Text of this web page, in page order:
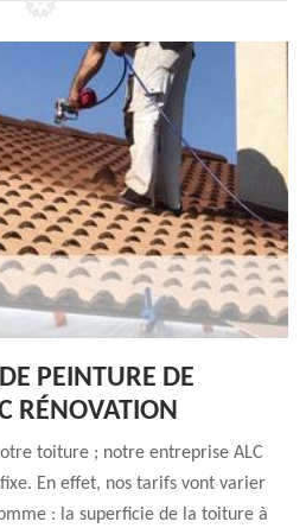
PEINTURE DE
RÉNOVATION
toiture ; notre entreprise ALC
En effet, nos tarifs vont varier
: la superficie de la toiture à